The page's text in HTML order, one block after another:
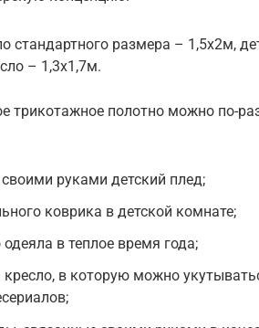
стандартного размера – 1,5х2м,
– 1,3х1,7м.
трикотажное полотно можно по-
руками детский плед;
коврика в детской комнате;
одеяла в теплое время года;
кресло, в которую можно